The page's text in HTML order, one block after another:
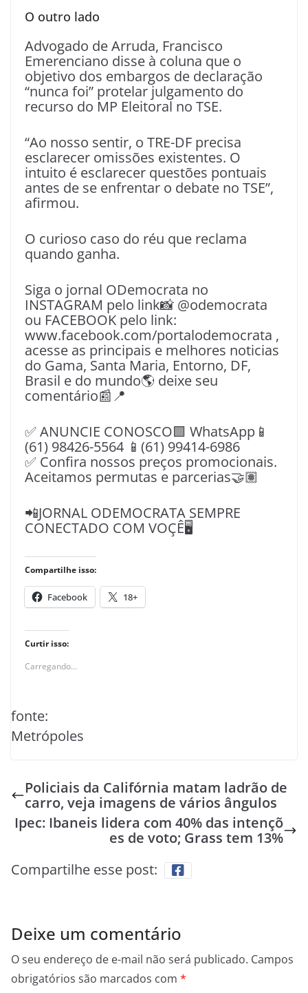
O outro lado
Advogado de Arruda, Francisco
Emerenciano disse à coluna que o
objetivo dos embargos de declaração
“nunca foi” protelar julgamento do
recurso do MP Eleitoral no TSE.
“Ao nosso sentir, o TRE-DF precisa
esclarecer omissões existentes. O
intuito é esclarecer questões pontuais
antes de se enfrentar o debate no TSE”,
afirmou.
O curioso caso do réu que reclama
quando ganha.
Siga o jornal ODemocrata no
INSTAGRAM pelo link📸 @odemocrata
ou FACEBOOK pelo link:
www.facebook.com/portalodemocrata ,
acesse as principais e melhores noticias
do Gama, Santa Maria, Entorno, DF,
Brasil e do mundo🌎 deixe seu
comentário📰📍
✅ ANUNCIE CONOSCO🟩 WhatsApp📱
(61) 98426-5564 📱(61) 99414-6986
✅ Confira nossos preços promocionais.
Aceitamos permutas e parcerias🤝🏽
📲JORNAL ODEMOCRATA SEMPRE
CONECTADO COM VOÇÊ🖥️
Compartilhe isso:
Facebook 18+
Curtir isso:
Carregando...
fonte:
Metrópoles
Policiais da Califórnia matam ladrão de
carro, veja imagens de vários ângulos
Ipec: Ibaneis lidera com 40% das intençõ
es de voto; Grass tem 13%
Compartilhe esse post:
Deixe um comentário
O seu endereço de e-mail não será publicado. Campos
obrigatórios são marcados com *